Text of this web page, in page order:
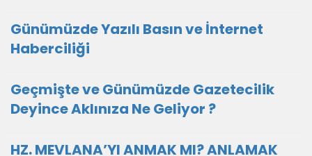
Günümüzde Yazılı Basın ve İnternet
Haberciliği
Geçmişte ve Günümüzde Gazetecilik
Deyince Aklınıza Ne Geliyor ?
HZ. MEVLANA’YI ANMAK MI? ANLAMAK